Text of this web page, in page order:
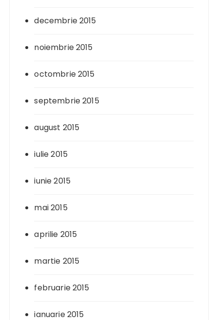
decembrie 2015
noiembrie 2015
octombrie 2015
septembrie 2015
august 2015
iulie 2015
iunie 2015
mai 2015
aprilie 2015
martie 2015
februarie 2015
ianuarie 2015